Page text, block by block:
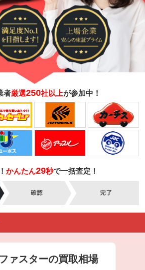
者厳選250社以上が参加中！
かんたん29秒で一括査定！
ァスターの買取相場